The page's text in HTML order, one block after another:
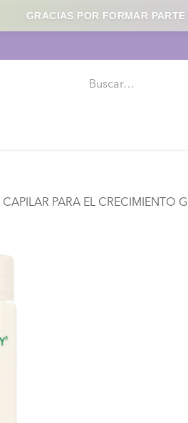
PARA EL CRECIMIENTO
GRACIAS POR FORMAR PARTE